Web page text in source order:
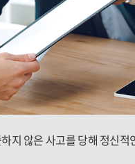
지 않은 사고를 당해 정신적